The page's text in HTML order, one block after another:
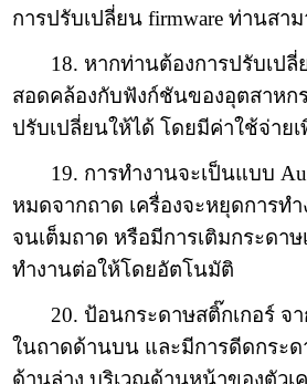
การปรับเปลี่ยน firmware ท่านสา
18. หากท่านต้องการปรับเปลี่
สอดคล้องกับฟังก์ชันของอุตสาหก
ปรับเปลี่ยนให้ได้ โดยมีค่าใช้จ่ายเ
19. การทำงานจะเป็นแบบ
หมดจากถาด เครื่องจะหยุดการท
จนเต็มถาด หรือมีการเติมกระดาษ
ทำงานต่อให้โดยอัตโนมัติ
20. ป้อนกระดาษสติ๊กเกอร์ จ
ในถาดด้านบน และมีการดีดกระด